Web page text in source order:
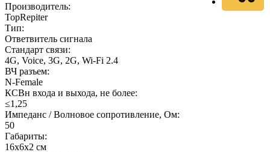
Производитель:
TopRepiter
Тип:
Ответвитель сигнала
Стандарт связи:
4G, Voice, 3G, 2G, Wi-Fi 2.4
ВЧ разъем:
N-Female
КСВн входа и выхода, не более:
≤1,25
Импеданс / Волновое сопротивление, Ом:
50
Габариты:
16х6х2 см